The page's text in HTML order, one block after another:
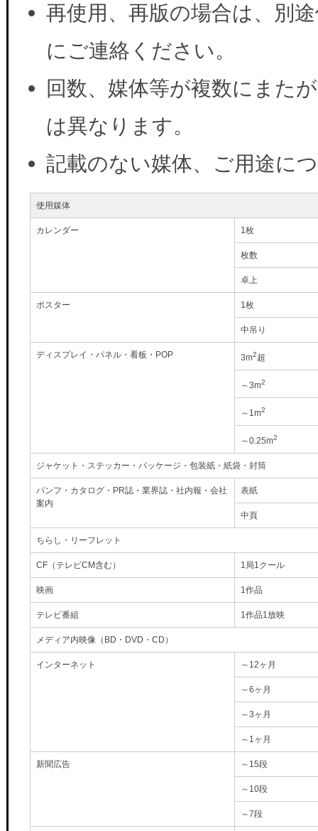
再使用、再版の場合は、別
にご連絡ください。
回数、媒体等が複数にまた
は異なります。
記載のない媒体、ご用途に
使用媒体
カレンダー 1枚
枚数
卓上
ポスター 1枚
中吊り
ディスプレイ・パネル・看板・POP 3m2超
～3m2
～1m2
～0.25m2
ジャケット・ステッカー・パッケージ・包装紙・紙袋・封筒
パンフ・カタログ・PR誌・業界誌・社内報・会社
案内
表紙
中頁
ちらし・リーフレット
CF（テレビCM含む） 1局1クール
映画 1作品
テレビ番組 1作品1放映
メディア内映像（BD・DVD・CD）
インターネット ～12ヶ月
～6ヶ月
～3ヶ月
～1ヶ月
新聞広告 ～15段
～10段
～7段